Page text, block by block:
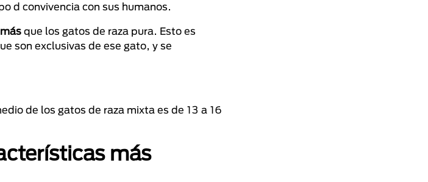
d convivencia con sus humanos.
que los gatos de raza pura. Esto es
son exclusivas de ese gato, y se
de los gatos de raza mixta es de 13 a 16
más